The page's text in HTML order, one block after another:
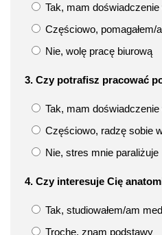
Tak, mam doświadczenie
Częściowo, pomagałem/
Nie, wolę pracę biurową
3. Czy potrafisz pracować
Tak, mam
Częściowo, radzę sobie
Nie, stres mnie paraliżuje
4. Czy interesuje Cię
Tak, studiowałem/am
Trochę, znam podstawy